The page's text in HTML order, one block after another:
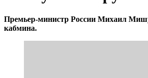
Премьер-министр России Михаил
кабмина.